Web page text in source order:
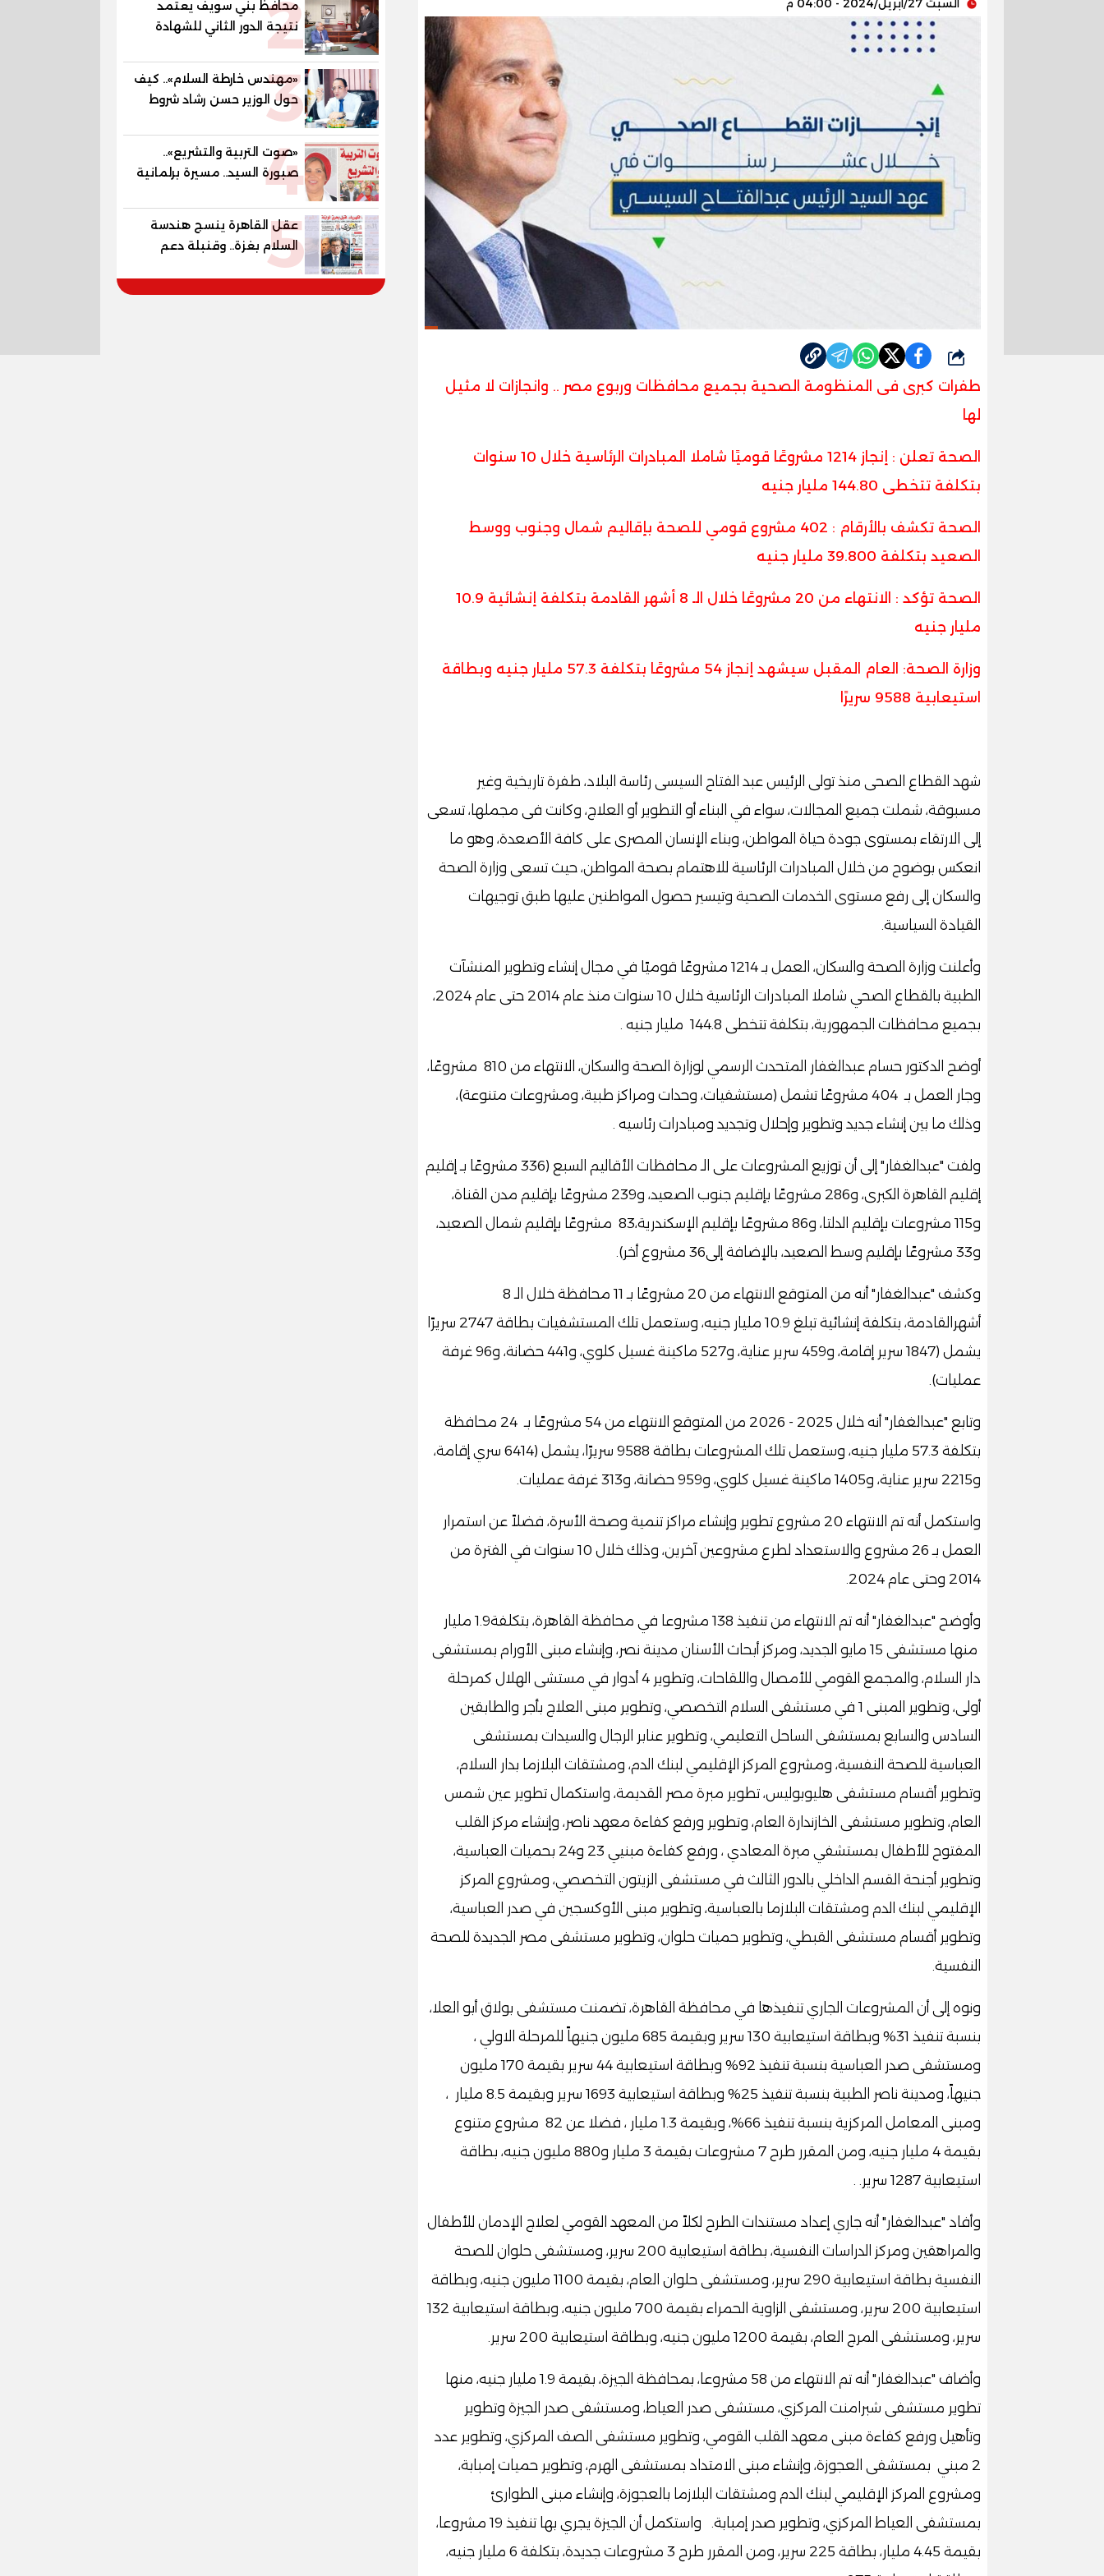
السبت 27/أبريل/2024 - 04:00 م
شارك
طفرات كبرى فى المنظومة الصحية بجميع محافظات وربوع مصر .. وانجازات لا مثيل
لها
الصحة تعلن : إنجاز 1214 مشروعًا قوميًا شاملا المبادرات الرئاسية خلال 10 سنوات
بتكلفة تتخطى 144.80 مليار جنيه
الصحة تكشف بالأرقام : 402 مشروع قومي للصحة بإقاليم شمال وجنوب ووسط
الصعيد بتكلفة 39.800 مليار جنيه
الصحة تؤكد : الانتهاء من 20 مشروعًا خلال الـ 8 أشهر القادمة بتكلفة إنشائية 10.9
مليار جنيه
وزارة الصحة: العام المقبل سيشهد إنجاز 54 مشروعًا بتكلفة 57.3 مليار جنيه وبطاقة
استيعابية 9588 سريرًا
شهد القطاع الصحى منذ تولى الرئيس عبد الفتاح السيسى رئاسة البلاد، طفرة تاريخية وغير
مسبوقة، شملت جميع المجالات، سواء في البناء أو التطوير أو العلاج، وكانت فى مجملها، تسعى
إلى الارتقاء بمستوى جودة حياة المواطن، وبناء الإنسان المصرى على كافة الأصعدة، وهو ما
انعكس بوضوح من خلال المبادرات الرئاسية للاهتمام بصحة المواطن، حيث تسعى وزارة الصحة
والسكان إلى رفع مستوى الخدمات الصحية وتيسير حصول المواطنين عليها طبق توجيهات
القيادة السياسية.
وأعلنت وزارة الصحة والسكان، العمل بـ 1214 مشروعًا قوميًا في مجال إنشاء وتطوير المنشآت
الطبية بالقطاع الصحي شاملا المبادرات الرئاسية خلال 10 سنوات منذ عام 2014 حتى عام 2024،
بجميع محافظات الجمهورية، بتكلفة تتخطى 144.8 مليار جنيه .
أوضح الدكتور حسام عبدالغفار المتحدث الرسمي لوزارة الصحة والسكان، الانتهاء من 810 مشروعًا،
وجار العمل بـ 404 مشروعًا تشمل (مستشفيات، وحدات ومراكز طبية، ومشروعات متنوعة)،
وذلك ما بين إنشاء جديد وتطوير وإحلال وتجديد ومبادرات رئاسيه .
ولفت "عبدالغفار" إلى أن توزيع المشروعات على الـ محافظات الأقاليم السبع (336 مشروعًا بـ إقليم
إقليم القاهرة الكبرى، و286 مشروعًا بإقليم جنوب الصعيد، و239 مشروعًا بإقليم مدن القناة،
و115 مشروعات بإقليم الدلتا، و86 مشروعًا بإقليم الإسكندرية،83 مشروعًا بإقليم شمال الصعيد،
و33 مشروعًا بإقليم وسط الصعيد، بالإضافة إلى36 مشروع أخر).
وكشف "عبدالغفار" أنه من المتوقع الانتهاء من 20 مشروعًا بـ 11 محافظة خلال الـ 8
أشهرالقادمة، بتكلفة إنشائية تبلغ 10.9 مليار جنيه، وستعمل تلك المستشفيات بطاقة 2747 سريرًا
يشمل (1847 سرير إقامة، و459 سرير عناية، و527 ماكينة غسيل كلوي، و441 حضانة، و96 غرفة
عمليات).
وتابع "عبدالغفار" أنه خلال 2025 - 2026 من المتوقع الانتهاء من 54 مشروعًا بـ 24 محافظة
بتكلفة 57.3 مليار جنيه، وستعمل تلك المشروعات بطاقة 9588 سريرًا، يشمل (6414 سري إقامة،
و2215 سرير عناية، و1405 ماكينة غسيل كلوي، و959 حضانة، و313 غرفة عمليات.
واستكمل أنه تم الانتهاء 20 مشروع تطوير وإنشاء مراكز تنمية وصحة الأسرة، فضلاً عن استمرار
العمل بـ 26 مشروع والاستعداد لطرع مشروعين آخرين، وذلك خلال 10 سنوات في الفترة من
2014 وحتى عام 2024.
وأوضح "عبدالغفار" أنه تم الانتهاء من تنفيذ 138 مشروعا في محافظة القاهرة، بتكلفة1.9 مليار
منها مستشفى 15 مايو الجديد، ومركز أبحاث الأسنان مدينة نصر، وإنشاء مبنى الأورام بمستشفى
دار السلام، والمجمع القومي للأمصال واللقاحات، وتطوير 4 أدوار في مستشى الهلال كمرحلة
أولى، وتطوير المبنى 1 في مستشفى السلام التخصصي، وتطوير مبنى العلاج بأجر والطابقين
السادس والسابع بمستشفى الساحل التعليمي، وتطوير عنابر الرجال والسيدات بمستشفى
العباسية للصحة النفسية، ومشروع المركز الإقليمي لبنك الدم، ومشتقات البلازما بدار السلام،
وتطوير أقسام مستشفى هليوبوليس، تطوير مبرة مصر القديمة، واستكمال تطوير عين شمس
العام، وتطوير مستشفى الخازندارة العام، وتطوير ورفع كفاءة معهد ناصر، وإنشاء مركز القلب
المفتوح للأطفال بمستشفي مبرة المعادي ، ورفع كفاءة مبنيي 23 و24 بحميات العباسية،
وتطوير أجنحة القسم الداخلي بالدور الثالث في مستشفى الزيتون التخصصي، ومشروع المركز
الإقليمي لبنك الدم ومشتقات البلازما بالعباسية، وتطوير مبنى الأوكسجين في صدر العباسية،
وتطوير أقسام مستشفى القبطي، وتطوير حميات حلوان، وتطوير مستشفى مصر الجديدة للصحة
النفسية.
ونوه إلى أن المشروعات الجاري تنفيذها في محافظة القاهرة، تضمنت مستشفى بولاق أبو العلا،
بنسبة تنفيذ 31% وبطاقة استيعابية 130 سرير وبقيمة 685 مليون جنيهاً للمرحلة الاولي ،
ومستشفى صدر العباسية بنسبة تنفيذ 92% وبطاقة استيعابية 44 سرير بقيمة 170 مليون
جنيهاً، ومدينة ناصر الطبية بنسبة تنفيذ 25% وبطاقة استيعابية 1693 سرير وبقيمة 8.5 مليار ،
ومبنى المعامل المركزية بنسبة تنفيذ 66%، وبقيمة 1.3 مليار ، فضلا عن 82 مشروع متنوع
بقيمة 4 مليار جنيه، ومن المقرر طرح 7 مشروعات بقيمة 3 مليار و880 مليون جنيه، بطاقة
استيعابية 1287 سرير. .
وأفاد "عبدالغفار" أنه جاري إعداد مستندات الطرح لكلاً من المعهد القومي لعلاج الإدمان للأطفال
والمراهقين ومركز الدراسات النفسية، بطاقة استيعابية 200 سرير، ومستشفى حلوان للصحة
النفسية بطاقة استيعابية 290 سرير، ومستشفى حلوان العام، بقيمة 1100 مليون جنيه، وبطاقة
استيعابية 200 سرير، ومستشفى الزاوية الحمراء بقيمة 700 مليون جنيه، وبطاقة استيعابية 132
سرير، ومستشفى المرج العام، بقيمة 1200 مليون جنيه، وبطاقة استيعابية 200 سرير.
وأضاف "عبدالغفار" أنه تم الانتهاء من 58 مشروعا، بمحافظة الجيزة، بقيمة 1.9 مليار جنيه، منها
تطوير مستشفى شبرامنت المركزي، مستشفى صدر العياط، ومستشفى صدر الجيزة وتطوير
وتأهيل ورفع كفاءة مبنى معهد القلب القومي، وتطوير مستشفى الصف المركزي، وتطوير عدد
2 مبني بمستشفى العجوزة، وإنشاء مبنى الامتداد بمستشفى الهرم، وتطوير حميات إمبابة،
ومشروع المركز الإقليمي لبنك الدم ومشتقات البلازما بالعجوزة، وإنشاء مبنى الطوارئ
بمستشفى العياط المركزي، وتطوير صدر إمبابة. واستكمل أن الجيزة يجري بها تنفيذ 19 مشروعا،
بقيمة 4.45 مليار، بطاقة 225 سرير، ومن المقرر طرح 3 مشروعات جديدة، بتكلفة 6 مليار جنيه،
المستقبل
2
محافظ بني سويف يعتمد
نتيجة الدور الثاني للشهادة
الإعدادية العامة بنسبة
79.9% نظامي ...و69.55%
منازل.. و70.56% للمهنية ..
و100% للصُم وضعاف السمع3
«مهندس خارطة السلام».. كيف
حول الوزير حسن رشاد شروط
الحرب المعقدة إلى "خارطة
طريق" للانسحاب والإعمار؟
4
«صوت التربية والتشريع»..
صبورة السيد.. مسيرة برلمانية
وتربوية تجمع بين تشريع
القوانين وصناعة الأجيال لبناء
الإنسان المصري
5
عقل القاهرة ينسج هندسة
السلام بغزة.. وقنبلة دعم
الكهرباء تفجر الموازنة